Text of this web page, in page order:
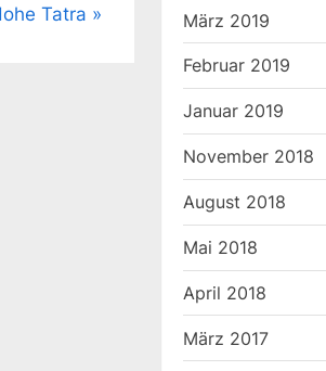
Tatra März 2019
Februar 2019
Januar 2019
November 2018
August 2018
Mai 2018
April 2018
März 2017